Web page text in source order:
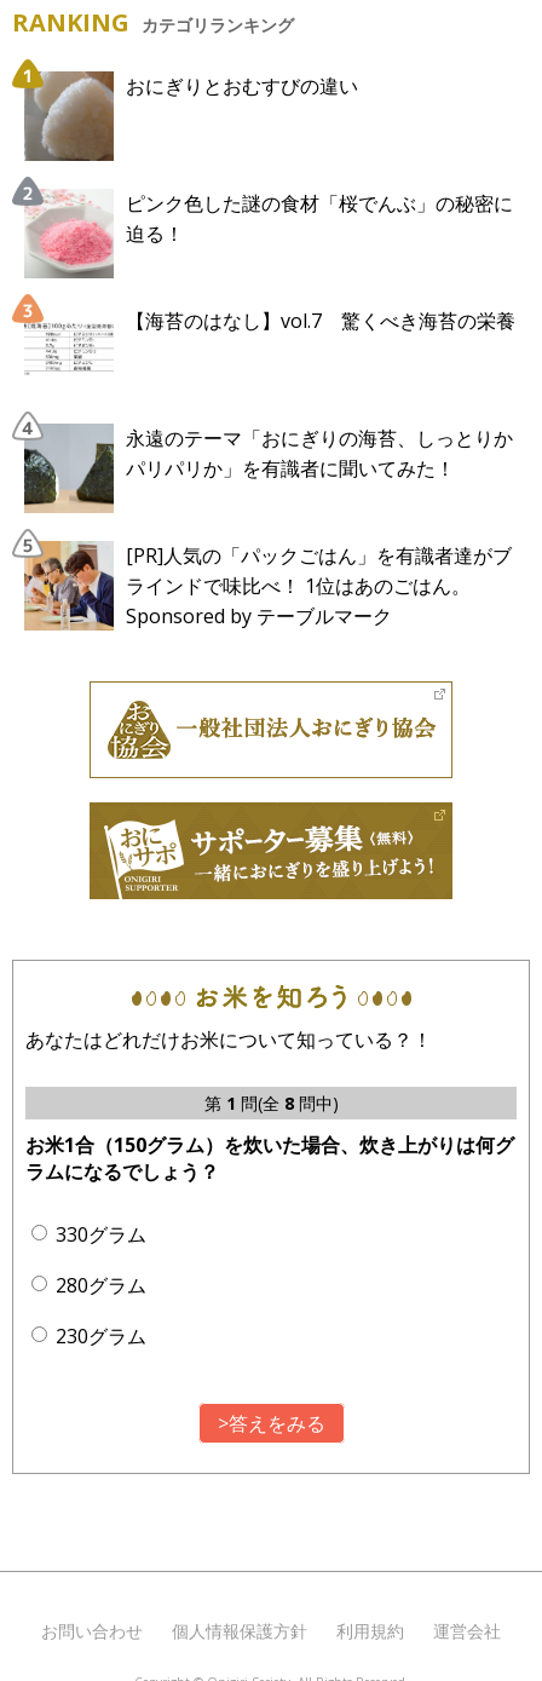
RANKING カテゴリランキング
おにぎりとおむすびの違い
ピンク色した謎の食材「桜でんぶ」の秘密に
迫る！
【海苔のはなし】vol.7 驚くべき海苔の栄養
永遠のテーマ「おにぎりの海苔、しっとりか
パリパリか」を有識者に聞いてみた！
[PR]人気の「パックごはん」を有識者達がブ
ラインドで味比べ！ 1位はあのごはん。
Sponsored by テーブルマーク
あなたはどれだけお米について知っている？！
第 1 問(全 8問中)
お米1合（150グラム）を炊いた場合、炊き上がりは何グ
ラムになるでしょう？
330グラム
280グラム
230グラム
>答えをみる
お問い合わせ 個人情報保護方針 利用規約 運営会社